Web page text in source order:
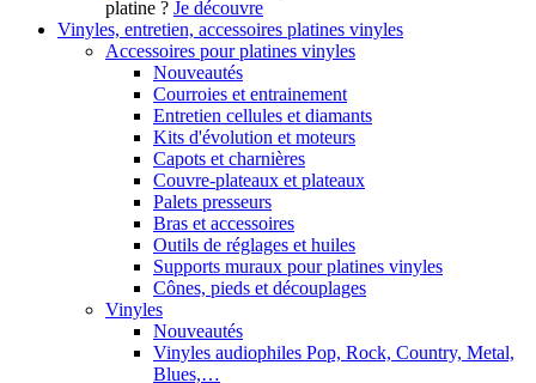
platine ? Je découvre
Vinyles, entretien, accessoires platines vinyles
Accessoires pour platines vinyles
Nouveautés
Courroies et entrainement
Entretien cellules et diamants
Kits d'évolution et moteurs
Capots et charnières
Couvre-plateaux et plateaux
Palets presseurs
Bras et accessoires
Outils de réglages et huiles
Supports muraux pour platines vinyles
Cônes, pieds et découplages
Vinyles
Nouveautés
Vinyles audiophiles Pop, Rock, Country, Metal,
Blues,…